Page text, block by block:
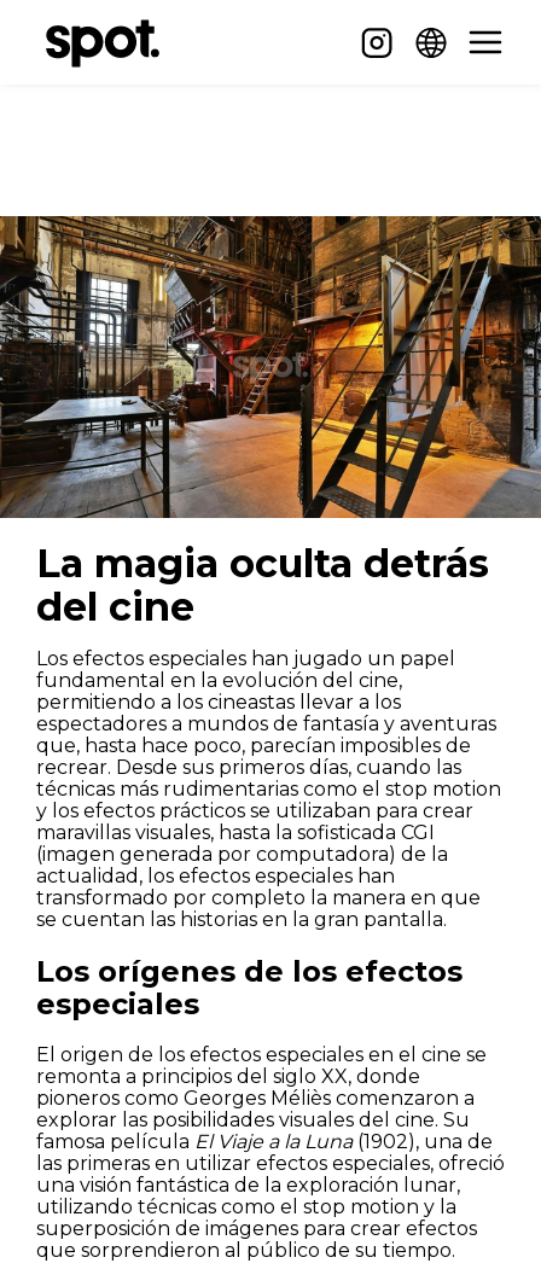
La magia oculta detrás
del cine
Los efectos especiales han jugado un papel
fundamental en la evolución del cine,
permitiendo a los cineastas llevar a los
espectadores a mundos de fantasía y aventuras
que, hasta hace poco, parecían imposibles de
recrear. Desde sus primeros días, cuando las
técnicas más rudimentarias como el stop motion
y los efectos prácticos se utilizaban para crear
maravillas visuales, hasta la sofisticada CGI
(imagen generada por computadora) de la
actualidad, los efectos especiales han
transformado por completo la manera en que
se cuentan las historias en la gran pantalla.
Los orígenes de los efectos
especiales
El origen de los efectos especiales en el cine se
remonta a principios del siglo XX, donde
pioneros como Georges Méliès comenzaron a
explorar las posibilidades visuales del cine. Su
famosa película El Viaje a la Luna(1902), una de
las primeras en utilizar efectos especiales, ofreció
una visión fantástica de la exploración lunar,
utilizando técnicas como el stop motion y la
superposición de imágenes para crear efectos
que sorprendieron al público de su tiempo.